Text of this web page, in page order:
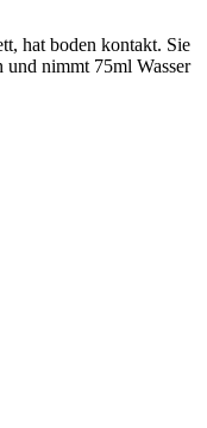
hat boden kontakt. Sie
und nimmt 75ml Wasser